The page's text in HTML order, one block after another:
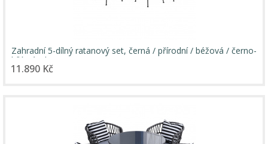
Zahradní 5-dílný ratanový set, černá / přírodní / béžová / černo-
bílý pásek, VASAL
11.890 Kč